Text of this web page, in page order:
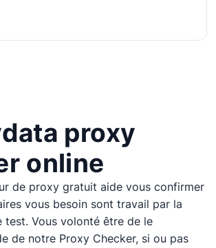
Actionsproxy
online
de proxy gratuitaide vous confirmer
vous besoin sont travail par la
test. Vous volonté être de le
de notre Proxy Checker, si ou pas